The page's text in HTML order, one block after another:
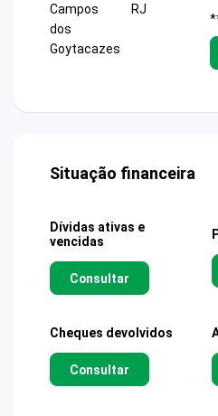
Campos
dos
Goytacazes
RJ
Situação financeira
Dívidas ativas e
vencidas
Consultar
Cheques devolvidos
Consultar